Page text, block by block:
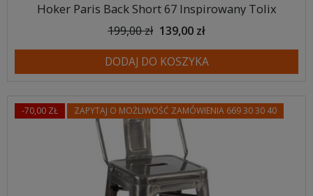
Hoker Paris Back Short 67 Inspirowany Tolix
199,00 zł 139,00 zł
DODAJ DO KOSZYKA
-70,00 ZŁ ZAPYTAJ O MOŻLIWOŚĆ ZAMÓWIENIA 669 30 30 40